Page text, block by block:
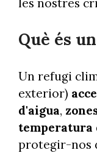
Què és
Un refugi
exterior)
d'aigua,
temperatura
protegir-nos